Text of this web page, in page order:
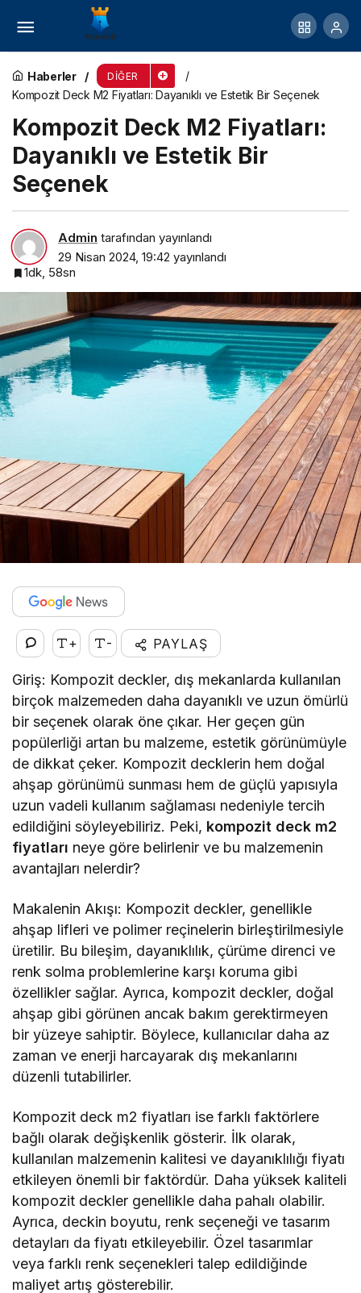
Haberler DIĞER
Kompozit Deck M2 Fiyatları: Dayanıklı ve Estetik Bir Seçenek
Kompozit Deck M2 Fiyatları:
Dayanıklı ve Estetik Bir
Seçenek
Admin tarafından yayınlandı
29 Nisan 2024, 19:42 yayınlandı
1dk, 58sn
+ - PAYLAŞ
Giriş: Kompozit deckler, dış mekanlarda kullanılan
birçok malzemeden daha dayanıklı ve uzun ömürlü
bir seçenek olarak öne çıkar. Her geçen gün
popülerliği artan bu malzeme, estetik görünümüyle
de dikkat çeker. Kompozit decklerin hem doğal
ahşap görünümü sunması hem de güçlü yapısıyla
uzun vadeli kullanım sağlaması nedeniyle tercih
edildiğini söyleyebiliriz. Peki, kompozit deck m2
fiyatları neye göre belirlenir ve bu malzemenin
avantajları nelerdir?
Makalenin Akışı: Kompozit deckler, genellikle
ahşap lifleri ve polimer reçinelerin birleştirilmesiyle
üretilir. Bu bileşim, dayanıklılık, çürüme direnci ve
renk solma problemlerine karşı koruma gibi
özellikler sağlar. Ayrıca, kompozit deckler, doğal
ahşap gibi görünen ancak bakım gerektirmeyen
bir yüzeye sahiptir. Böylece, kullanıcılar daha az
zaman ve enerji harcayarak dış mekanlarını
düzenli tutabilirler.
Kompozit deck m2 fiyatları ise farklı faktörlere
bağlı olarak değişkenlik gösterir. İlk olarak,
kullanılan malzemenin kalitesi ve dayanıklılığı fiyatı
etkileyen önemli bir faktördür. Daha yüksek kaliteli
kompozit deckler genellikle daha pahalı olabilir.
Ayrıca, deckin boyutu, renk seçeneği ve tasarım
detayları da fiyatı etkileyebilir. Özel tasarımlar
veya farklı renk seçenekleri talep edildiğinde
maliyet artış gösterebilir.
Ankara’da Çocuk Ergen Terapisi ve Aile Çift
Terapisi Hizmetleri